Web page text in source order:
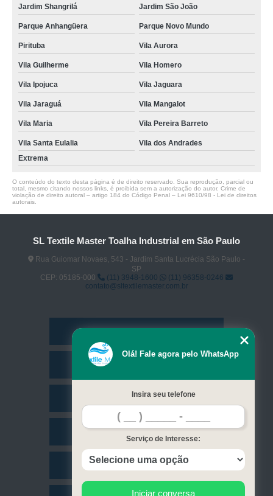
Jardim Shangrilá Jardim São João
Parque Anhangüera Parque Novo Mundo
Pirituba Vila Aurora
Vila Guilherme Vila Homero
Vila Ipojuca Vila Jaguara
Vila Jaraguá Vila Mangalot
Vila Maria Vila Pereira Barreto
Vila Santa Eulalia
Vila dos Andrades
Extrema
O conteúdo do texto desta página é de direito reservado. Sua reprodução, parcial ou
total, mesmo citando nossos links, é proibida sem a autorização do autor. Crime de
violação de direito autoral – artigo 184 do Código Penal – Lei 9610/98 - Lei de direitos
autorais
SL Textile Master Toalha Industrial em São Paulo
Rua Guiomar Novaes, 543 - Jardim Santa Lucrécia São Paulo -
SP
CEP: 05185-000
(11) 3948-1600
(11) 96358-0246
contato@sltextilemaster.com.br
Missão
Contato
Olá! Fale agora pelo WhatsApp
Insira seu telefone
Serviço de Interesse:
Iniciar conversa